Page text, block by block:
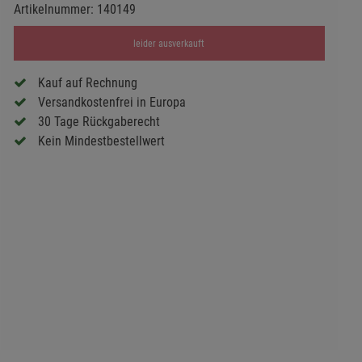
Artikelnummer: 140149
leider ausverkauft
Kauf auf Rechnung
Versandkostenfrei in Europa
30 Tage Rückgaberecht
Kein Mindestbestellwert